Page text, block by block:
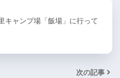
キャンプ場「飯場」に行って
次の記事